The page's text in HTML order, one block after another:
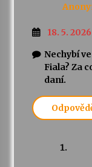
18. 5.
Nechybí
Fiala? Za
daní.